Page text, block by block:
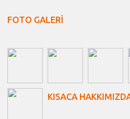
FOTO GALERİ
KISACA